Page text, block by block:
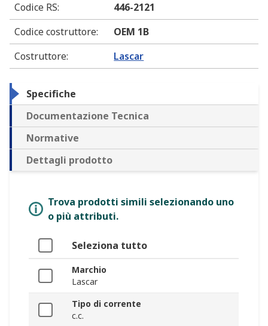
Codice RS:
446-2121
Codice costruttore:
OEM 1B
Costruttore: Lascar
Specifiche
Documentazione Tecnica
Normative
Dettagli prodotto
Trova prodotti simili selezionando uno
o più attributi.
Seleziona tutto
Marchio
Lascar
Tipo di corrente
c.c.